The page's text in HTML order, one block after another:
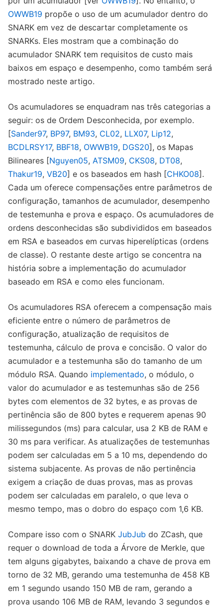
OWWB19 propõe o uso de um acumulador dentro do
SNARK em vez de descartar completamente os
SNARKs. Eles mostram que a combinação do
acumulador SNARK tem requisitos de custo mais
baixos em espaço e desempenho, como também será
mostrado neste artigo.
Os acumuladores se enquadram nas três categorias a
seguir: os de Ordem Desconhecida, por exemplo.
[Sander97, BP97, BM93, CL02, LLX07, Lip12,
BCDLRSY17, BBF18, OWWB19, DGS20], os Mapas
Bilineares [Nguyen05, ATSM09, CKS08, DT08,
Thakur19, VB20] e os baseados em hash [CHKO08].
Cada um oferece compensações entre parâmetros de
configuração, tamanhos de acumulador, desempenho
de testemunha e prova e espaço. Os acumuladores de
ordens desconhecidas são subdivididos em baseados
em RSA e baseados em curvas hiperelípticas (ordens
de classe). O restante deste artigo se concentra na
história sobre a implementação do acumulador
baseado em RSA e como eles funcionam.
Os acumuladores RSA oferecem a compensação mais
eficiente entre o número de parâmetros de
configuração, atualização de requisitos de
testemunha, cálculo de prova e concisão. O valor do
acumulador e a testemunha são do tamanho de um
módulo RSA. Quando implementado, o módulo, o
valor do acumulador e as testemunhas são de 256
bytes com elementos de 32 bytes, e as provas de
pertinência são de 800 bytes e requerem apenas 90
milissegundos (ms) para calcular, usa 2 KB de RAM e
30 ms para verificar. As atualizações de testemunhas
podem ser calculadas em 5 a 10 ms, dependendo do
sistema subjacente. As provas de não pertinência
exigem a criação de duas provas, mas as provas
podem ser calculadas em paralelo, o que leva o
mesmo tempo, mas o dobro do espaço com 1,6 KB.
Compare isso com o SNARK JubJub do ZCash, que
requer o download de toda a Árvore de Merkle, que
tem alguns gigabytes, baixando a chave de prova em
torno de 32 MB, gerando uma testemunha de 458 KB
em 1 segundo usando 150 MB de ram, gerando a
prova usando 106 MB de RAM, levando 3 segundos e